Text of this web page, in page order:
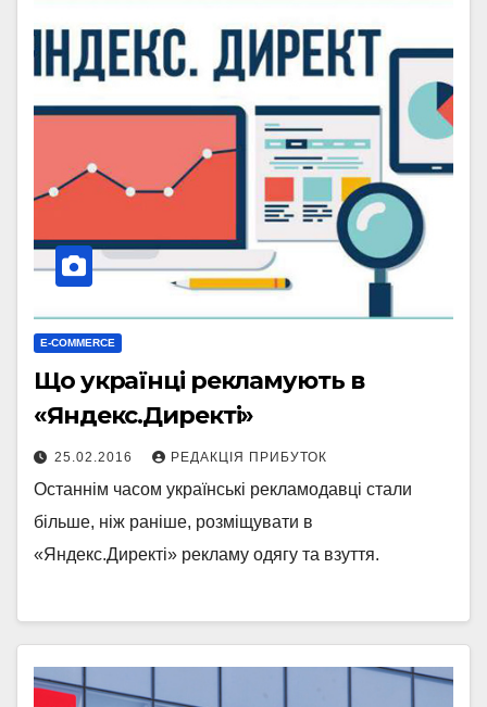
E-COMMERCE
Що українці рекламують в
«Яндекс.Директі»
25.02.2016 РЕДАКЦІЯ ПРИБУТОК
Останнім часом українські рекламодавці стали
більше, ніж раніше, розміщувати в
«Яндекс.Директі» рекламу одягу та взуття.